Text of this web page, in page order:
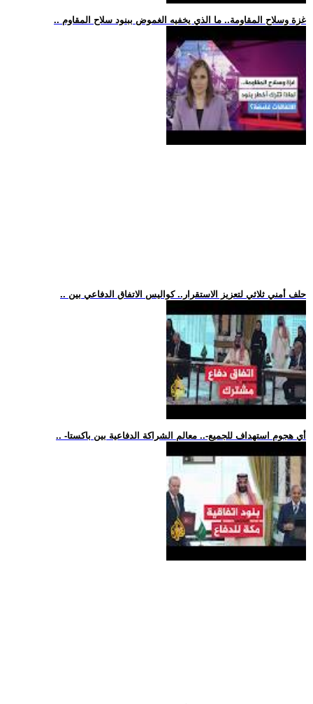
.. غزة وسلاح المقاومة.. ما الذي يخفيه الغموض ببنود سلاح المقاوم
.. حلف أمني ثلاثي لتعزيز الاستقرار.. كواليس الاتفاق الدفاعي بين
.. -أي هجوم استهداف للجميع-.. معالم الشراكة الدفاعية بين باكستا